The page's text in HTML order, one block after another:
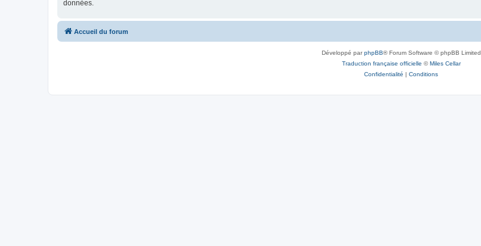
données.
Accueil du forum
Développé parphpBB® Forum Software © phpBB Limited
Traduction française officielle ©Miles Cellar
Confidentialité | Conditions